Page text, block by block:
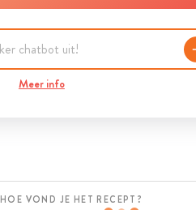
Meer info
HOE VOND JE HET RECEPT?